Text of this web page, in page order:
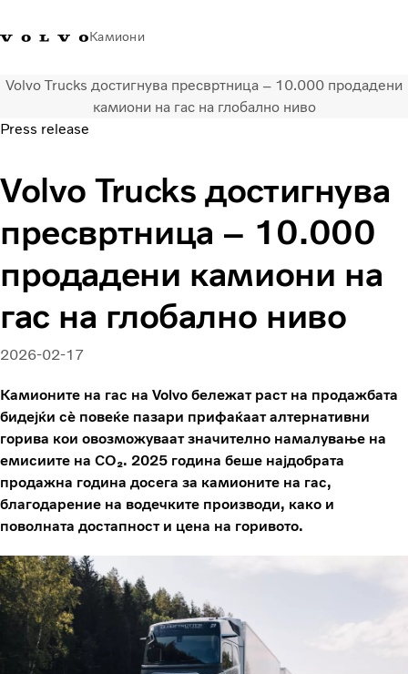
Камиони
Volvo Trucks - Македонија -
Контакти
Продавница за Volvo
Trucks
НајаваМакедонија
Камиони
Услуги
News
За нас
Volvo Truck Builder
Контактирајте нѐ
Volvo Trucks достигнува пресвртница – 10.000 продадени
камиони на гас на глобално ниво
Press release
Volvo Trucks достигнува
пресвртница – 10.000
продадени камиони на
гас на глобално ниво
2026-02-17
Камионите на гас на Volvo бележат раст на продажбата
бидејќи сè повеќе пазари прифаќаат алтернативни
горива кои овозможуваат значително намалување на
емисиите на CO₂. 2025 година беше најдобрата
продажна година досега за камионите на гас,
благодарение на водечките производи, како и
поволната достапност и цена на горивото.